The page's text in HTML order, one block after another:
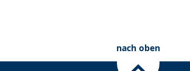
nach oben